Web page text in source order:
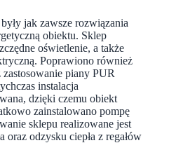
jak zawsze rozwiązania
obiektu. Sklep
oświetlenie, a także
Poprawiono również
piany PUR
instalacja
dzięki czemu obiekt
zainstalowano pompę
sklepu realizowane jest
odzysku ciepła z regałów